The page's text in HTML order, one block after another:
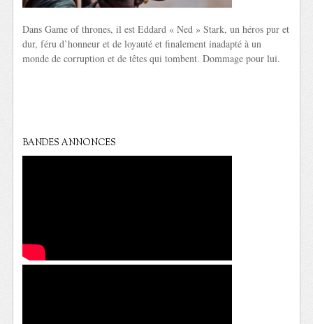
Dans Game of thrones, il est Eddard « Ned » Stark, un héros pur et
dur, féru d’honneur et de loyauté et finalement inadapté à un
monde de corruption et de têtes qui tombent. Dommage pour lui.
BANDES ANNONCES